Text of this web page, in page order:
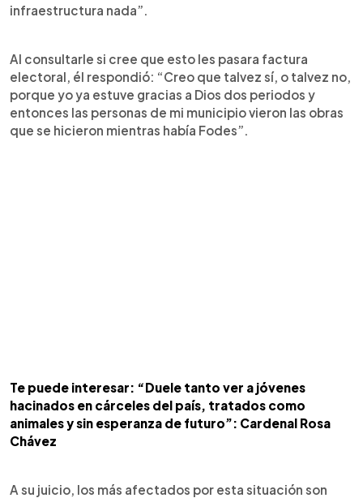
infraestructura nada”.
Al consultarle si cree que esto les pasara factura
electoral, él respondió: “Creo que talvez sí, o talvez no,
porque yo ya estuve gracias a Dios dos periodos y
entonces las personas de mi municipio vieron las obras
que se hicieron mientras había Fodes”.
Te puede interesar: “Duele tanto ver a jóvenes
hacinados en cárceles del país, tratados como
animales y sin esperanza de futuro”: Cardenal Rosa
Chávez
A su juicio, los más afectados por esta situación son